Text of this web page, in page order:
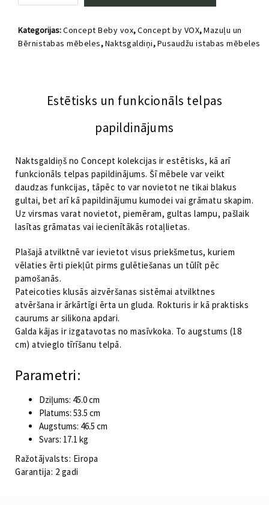
by
daudzums
Kategorijas:Concept Beby vox,Concept by VOX,Mazuļu un
Bērnistabas mēbeles,Naktsgaldiņi,Pusaudžu istabas mēbeles
Estētisks un funkcionāls telpas
papildinājums
Naktsgaldiņš no Concept kolekcijas ir estētisks, kā arī
funkcionāls telpas papildinājums. Šī mēbele var veikt
daudzas funkcijas, tāpēc to var novietot ne tikai blakus
gultai, bet arī kā papildinājumu kumodei vai grāmatu skapim.
Uz virsmas varat novietot, piemēram, gultas lampu, pašlaik
lasītas grāmatas vai iecienītākās rotaļlietas.
Plašajā atvilktnē var ievietot visus priekšmetus, kuriem
vēlaties ērti piekļūt pirms gulētiešanas un tūlīt pēc
pamošanās.
Pateicoties klusās aizvēršanas sistēmai atvilktnes
atvēršana ir ārkārtīgi ērta un gluda. Rokturis ir kā praktisks
caurums ar silikona apdari.
Galda kājas ir izgatavotas no masīvkoka. To augstums (18
cm) atvieglo tīrīšanu telpā.
Parametri:
Dziļums: 45.0 cm
Platums: 53.5 cm
Augstums: 46.5 cm
Svars: 17.1 kg
Ražotājvalsts: Eiropa
Garantija: 2 gadi